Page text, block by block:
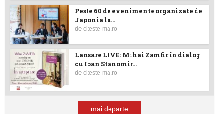
Peste 60 de evenimente organizate de
Japonia la...
deciteste-ma.ro
Lansare LIVE: Mihai Zamfir în dialog
cu Ioan Stanomir...
deciteste-ma.ro
mai departe